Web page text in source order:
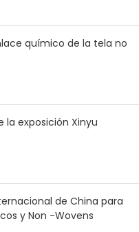
químico de la tela no
la exposición Xinyu
de China para
y Non -Wovens